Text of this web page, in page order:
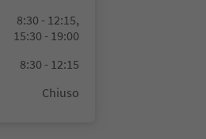
8:30 - 12:15,
15:30 - 19:00
8:30 - 12:15
Chiuso